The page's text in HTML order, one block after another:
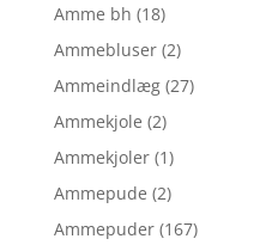
Amme bh (18)
Ammebluser (2)
Ammeindlæg (27)
Ammekjole (2)
Ammekjoler (1)
Ammepude (2)
Ammepuder (167)